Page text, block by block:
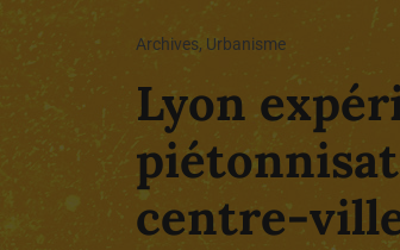
Archives, Urbanisme
Lyon
centre-